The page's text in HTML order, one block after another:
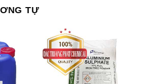
TỰ